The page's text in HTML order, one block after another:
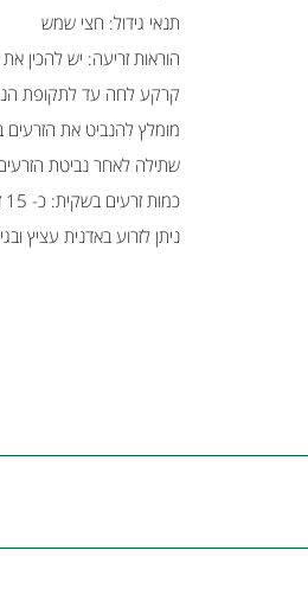
תנאי גידול: חצי שמש
הוראות זריעה: יש להכין
קרקע לחה עד לתקופת
מומלץ להנביט את הזרעים במנבטה
שתילה לאחר נביטת הזרעים: במרווח של 10 ס''מ בין
כמות זרעים בשקית: כ- 15 זרעים
ניתן לזרוע באדנית עציץ